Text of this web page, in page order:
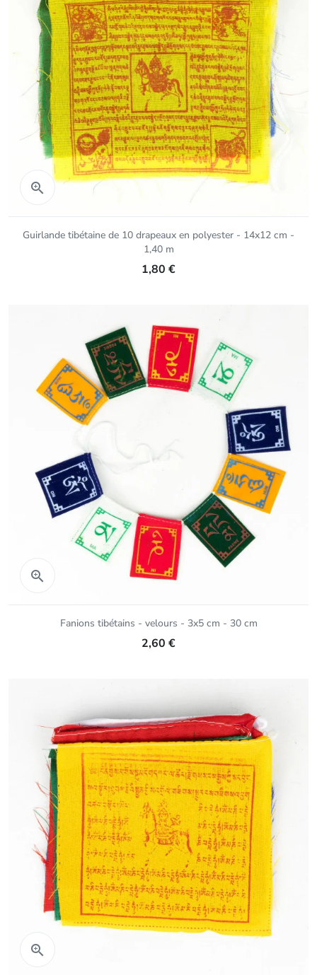
 Aperçu rapide
Guirlande tibétaine de 10 drapeaux en polyester - 14x12 cm -
1,40 m
1,80 €

Fanions tibétains - velours - 3x5 cm - 30 cm
2,60 €
